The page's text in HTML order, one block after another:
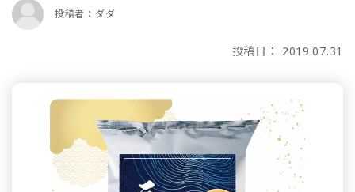
投稿者：ダダ
投稿日： 2019.07.31